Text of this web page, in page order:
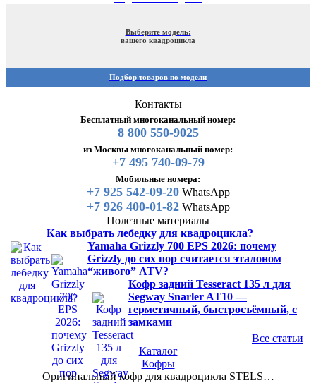
Выберите модель:
вашего квадроцикла
Подбор товаров по модели
Контакты
Бесплатный многоканальный номер:
8 800 550-9025
из Москвы многоканальный номер:
+7 495 740-09-79
Мобильные номера:
+7 925 542-09-20WhatsApp
+7 926 400-01-82WhatsApp
Полезные материалы
Как выбрать лебедку для квадроцикла?
Yamaha Grizzly 700 EPS 2026: почему
Grizzly до сих пор считается эталоном
“живого” ATV?
Кофр задний Tesseract 135 л для
Segway Snarler AT10 —
герметичный, быстросъёмный, с
замками
Все статьи
Каталог
Кофры
Оригинальный кофр для квадроцикла STELS…